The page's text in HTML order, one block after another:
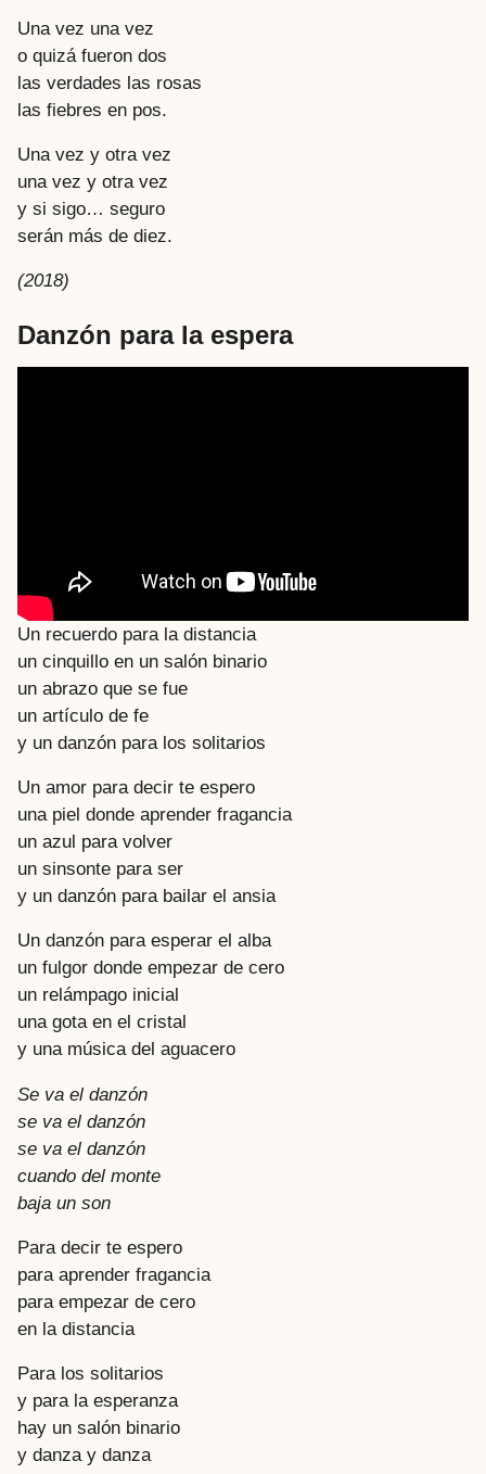
Una vez una vez
o quizá fueron dos
las verdades las rosas
las fiebres en pos.
Una vez y otra vez
una vez y otra vez
y si sigo… seguro
serán más de diez.
(2018)
Danzón para la espera
Un recuerdo para la distancia
un cinquillo en un salón binario
un abrazo que se fue
un artículo de fe
y un danzón para los solitarios
Un amor para decir te espero
una piel donde aprender fragancia
un azul para volver
un sinsonte para ser
y un danzón para bailar el ansia
Un danzón para esperar el alba
un fulgor donde empezar de cero
un relámpago inicial
una gota en el cristal
y una música del aguacero
Se va el danzón
se va el danzón
se va el danzón
cuando del monte
baja un son
Para decir te espero
para aprender fragancia
para empezar de cero
en la distancia
Para los solitarios
y para la esperanza
hay un salón binario
y danza y danza